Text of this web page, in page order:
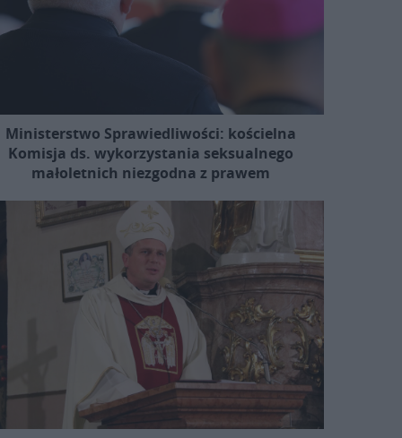
Ministerstwo Sprawiedliwości: kościelna
Komisja ds. wykorzystania seksualnego
małoletnich niezgodna z prawem